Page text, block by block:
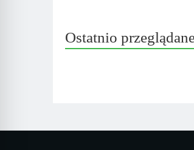
Ostatnio